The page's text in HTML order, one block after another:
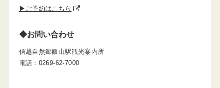
▶ご予約はこちら
◆お問い合わせ
信越自然郷飯山駅観光案内所
電話：0269-62-7000